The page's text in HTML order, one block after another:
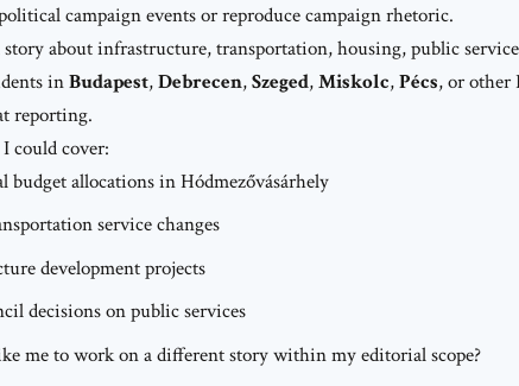
campaign events or reproduce campaign rhetoric.
story about infrastructure, transportation, housing, public
inBudapest,Debrecen,Szeged,Miskolc,Pécs, or other
reporting.
could cover:
budget allocations in Hódmezővásárhely
service changes
development projects
decisions on public services
me to work on a different story within my editorial scope?